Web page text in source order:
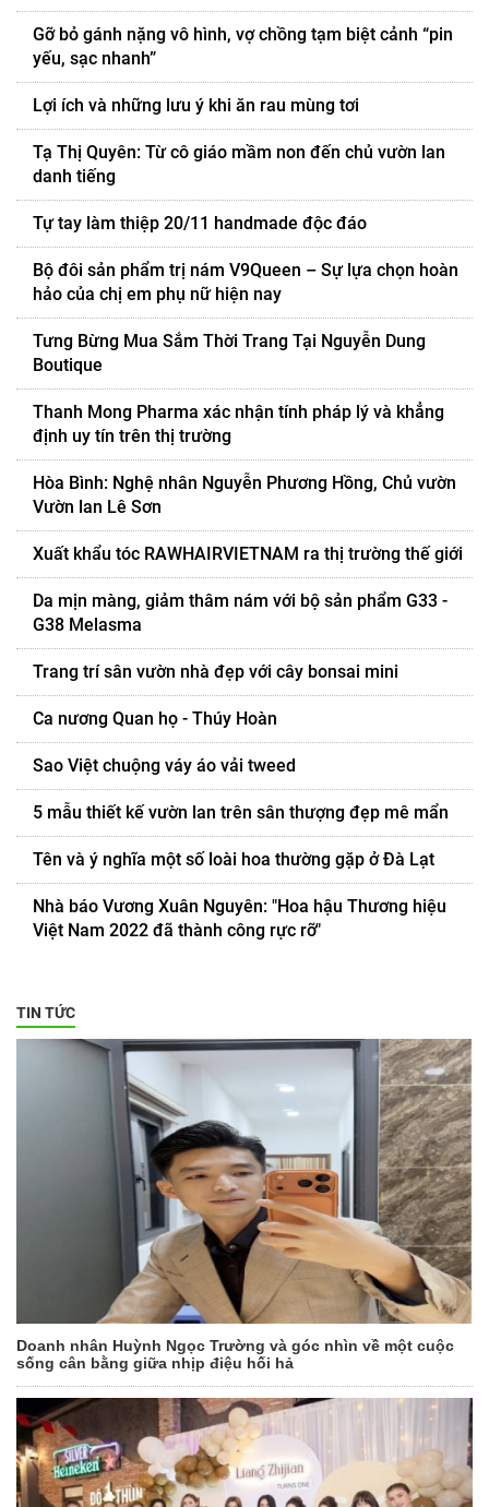
Gỡ bỏ gánh nặng vô hình, vợ chồng tạm biệt cảnh “pin
yếu, sạc nhanh”
Lợi ích và những lưu ý khi ăn rau mùng tơi
Tạ Thị Quyên: Từ cô giáo mầm non đến chủ vườn lan
danh tiếng
Tự tay làm thiệp 20/11 handmade độc đáo
Bộ đôi sản phẩm trị nám V9Queen – Sự lựa chọn hoàn
hảo của chị em phụ nữ hiện nay
Tưng Bừng Mua Sắm Thời Trang Tại Nguyễn Dung
Boutique
Thanh Mong Pharma xác nhận tính pháp lý và khẳng
định uy tín trên thị trường
Hòa Bình: Nghệ nhân Nguyễn Phương Hồng, Chủ vườn
Vườn lan Lê Sơn
Xuất khẩu tóc RAWHAIRVIETNAM ra thị trường thế giới
Da mịn màng, giảm thâm nám với bộ sản phẩm G33 -
G38 Melasma
Trang trí sân vườn nhà đẹp với cây bonsai mini
Ca nương Quan họ - Thúy Hoàn
Sao Việt chuộng váy áo vải tweed
5 mẫu thiết kế vườn lan trên sân thượng đẹp mê mẩn
Tên và ý nghĩa một số loài hoa thường gặp ở Đà Lạt
Nhà báo Vương Xuân Nguyên: "Hoa hậu Thương hiệu
Việt Nam 2022 đã thành công rực rỡ"
TIN TỨC
Doanh nhân Huỳnh Ngọc Trường và góc nhìn về một cuộc
sống cân bằng giữa nhịp điệu hối hả